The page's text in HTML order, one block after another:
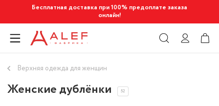
Бесплатная доставка при 100% предоплате заказа
онлайн!
Верхняя одежда для женщин
Женские дублёнки 52